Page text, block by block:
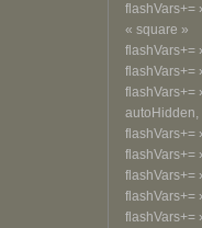
flashVars+=
« square »
flashVars+=
flashVars+=
flashVars+=
autoHidden,
flashVars+=
flashVars+=
flashVars+=
flashVars+=
flashVars+=